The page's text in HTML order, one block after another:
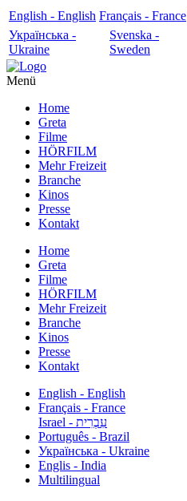
English - English Français - France
Українська -
Ukraine
Svenska -
Sweden
Menü
Home
Greta
Filme
HÖRFILM
Mehr Freizeit
Branche
Kinos
Presse
Kontakt
Home
Greta
Filme
HÖRFILM
Mehr Freizeit
Branche
Kinos
Presse
Kontakt
English - English
Français - France
עִבְרִית - Israel
Português - Brazil
Українська - Ukraine
Englis - India
Multilingual